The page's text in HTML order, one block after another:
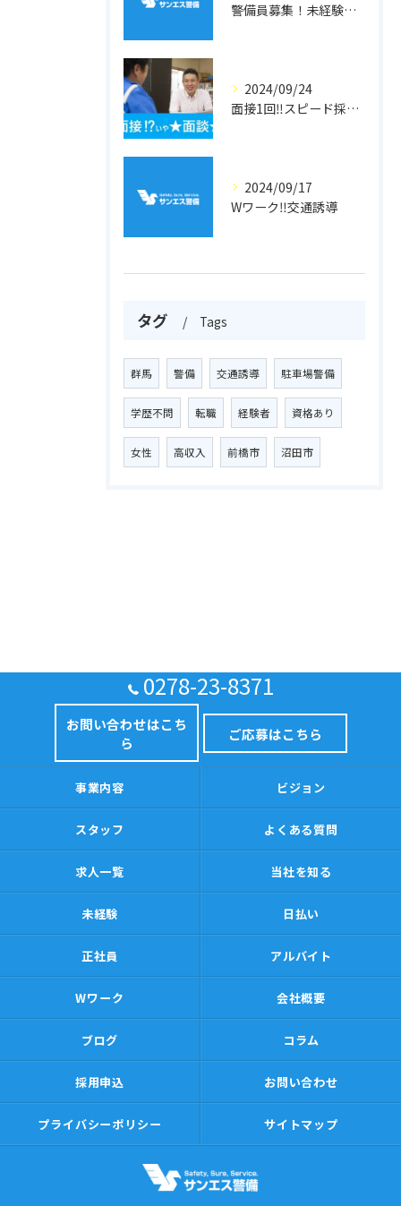
警備員募集！未経験者歓迎！
2024/09/24
面接1回‼スピード採用‼警備員
2024/09/17
Wワーク‼交通誘導
タグ Tags
群馬 警備 交通誘導 駐車場警備
学歴不問 転職 経験者 資格あり
女性 高収入 前橋市 沼田市
0278-23-8371
お問い合わせはこち
ら
ご応募はこちら
事業内容 ビジョン
スタッフ よくある質問
求人一覧 当社を知る
未経験 日払い
正社員 アルバイト
Wワーク 会社概要
ブログ コラム
採用申込 お問い合わせ
プライバシーポリシー サイトマップ